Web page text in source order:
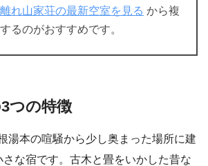
れ山家荘の最新空室を見る から複
るのがおすすめです。
つの特徴
湯本の喧騒から少し奥まった場所に建
な宿です。古木と畳をいかした昔な